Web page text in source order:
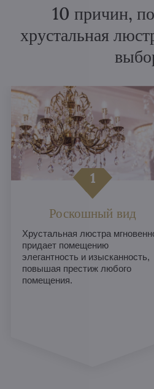
10 причин,
хрустальная
Роскошный вид
Хрустальная люстра
придает помещению
элегантность и изысканность,
повышая престиж любого
помещения.